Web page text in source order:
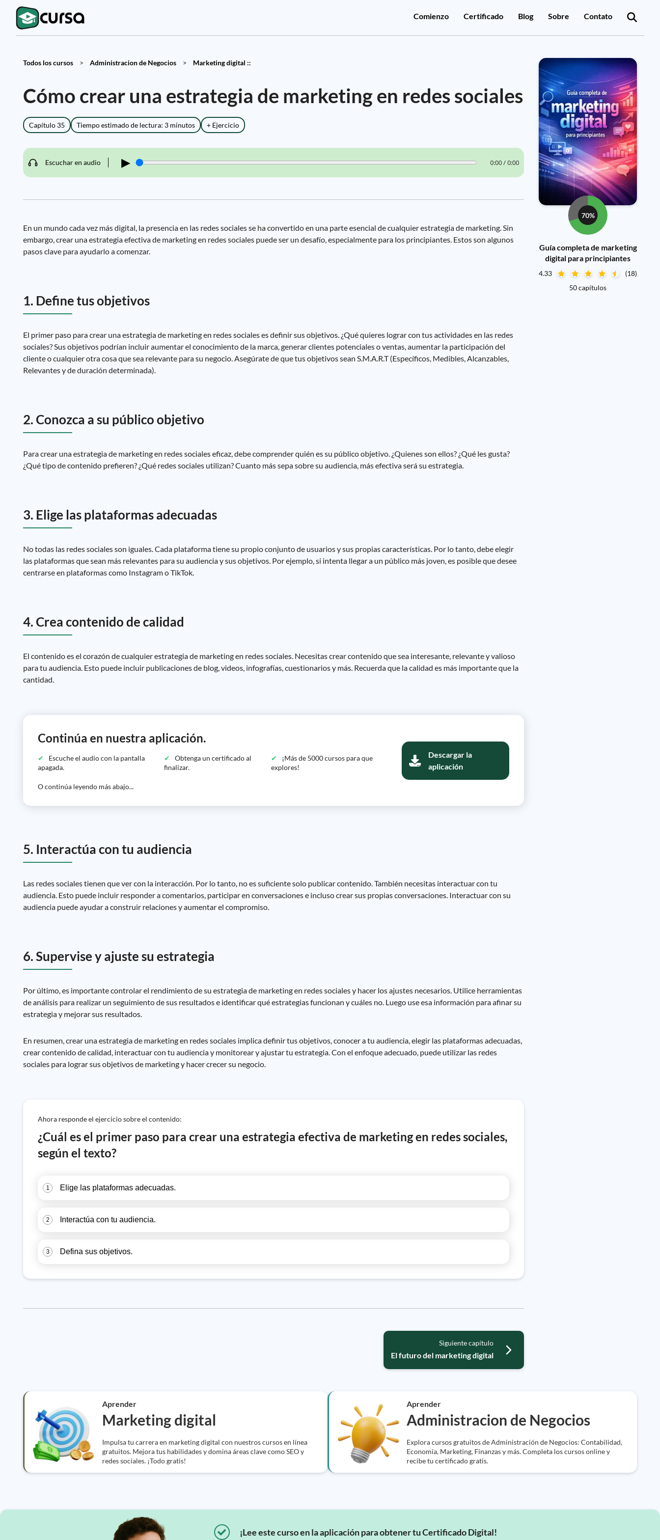
Comienzo Certificado Blog Sobre Contato
Todos los cursos > Administracion de Negocios > Marketing digital ::
Cómo crear una estrategia de marketing en redes sociales
Capítulo 35 Tiempo estimado de lectura: 3 minutos + Ejercicio
Escuchar en audio ▶ 0:00 / 0:00
En un mundo cada vez más digital, la presencia en las redes sociales se ha convertido en una parte esencial de cualquier estrategia de marketing. Sin
embargo, crear una estrategia efectiva de marketing en redes sociales puede ser un desafío, especialmente para los principiantes. Estos son algunos
pasos clave para ayudarlo a comenzar.
1. Define tus objetivos
El primer paso para crear una estrategia de marketing en redes sociales es definir sus objetivos. ¿Qué quieres lograr con tus actividades en las redes
sociales? Sus objetivos podrían incluir aumentar el conocimiento de la marca, generar clientes potenciales o ventas, aumentar la participación del
cliente o cualquier otra cosa que sea relevante para su negocio. Asegúrate de que tus objetivos sean S.M.A.R.T (Específicos, Medibles, Alcanzables,
Relevantes y de duración determinada).
2. Conozca a su público objetivo
Para crear una estrategia de marketing en redes sociales eficaz, debe comprender quién es su público objetivo. ¿Quienes son ellos? ¿Qué les gusta?
¿Qué tipo de contenido prefieren? ¿Qué redes sociales utilizan? Cuanto más sepa sobre su audiencia, más efectiva será su estrategia.
3. Elige las plataformas adecuadas
No todas las redes sociales son iguales. Cada plataforma tiene su propio conjunto de usuarios y sus propias características. Por lo tanto, debe elegir
las plataformas que sean más relevantes para su audiencia y sus objetivos. Por ejemplo, si intenta llegar a un público más joven, es posible que desee
centrarse en plataformas como Instagram o TikTok.
4. Crea contenido de calidad
El contenido es el corazón de cualquier estrategia de marketing en redes sociales. Necesitas crear contenido que sea interesante, relevante y valioso
para tu audiencia. Esto puede incluir publicaciones de blog, videos, infografías, cuestionarios y más. Recuerda que la calidad es más importante que la
cantidad.
Continúa en nuestra aplicación.
Escuche el audio con la pantalla
apagada.
Obtenga un certificado al
finalizar.
¡Más de 5000 cursos para que
explores!
O continúa leyendo más abajo...
Descargar la
aplicación
5. Interactúa con tu audiencia
Las redes sociales tienen que ver con la interacción. Por lo tanto, no es suficiente solo publicar contenido. También necesitas interactuar con tu
audiencia. Esto puede incluir responder a comentarios, participar en conversaciones e incluso crear sus propias conversaciones. Interactuar con su
audiencia puede ayudar a construir relaciones y aumentar el compromiso.
6. Supervise y ajuste su estrategia
Por último, es importante controlar el rendimiento de su estrategia de marketing en redes sociales y hacer los ajustes necesarios. Utilice herramientas
de análisis para realizar un seguimiento de sus resultados e identificar qué estrategias funcionan y cuáles no. Luego use esa información para afinar su
estrategia y mejorar sus resultados.
En resumen, crear una estrategia de marketing en redes sociales implica definir tus objetivos, conocer a tu audiencia, elegir las plataformas adecuadas,
crear contenido de calidad, interactuar con tu audiencia y monitorear y ajustar tu estrategia. Con el enfoque adecuado, puede utilizar las redes
sociales para lograr sus objetivos de marketing y hacer crecer su negocio.
Ahora responde el ejercicio sobre el contenido:
¿Cuál es el primer paso para crear una estrategia efectiva de marketing en redes sociales,
según el texto?
1 Elige las plataformas adecuadas.
2 Interactúa con tu audiencia.
3 Defina sus objetivos.
Siguiente capítulo
El futuro del marketing digital
70%
Guía completa de marketing
digital para principiantes
4.33
(18)
50 capítulos
Aprender
Marketing digital
Impulsa tu carrera en marketing digital con nuestros cursos en línea
gratuitos. Mejora tus habilidades y domina áreas clave como SEO y
redes sociales. ¡Todo gratis!
Aprender
Administracion de Negocios
Explora cursos gratuitos de Administración de Negocios: Contabilidad,
Economía, Marketing, Finanzas y más. Completa los cursos online y
recibe tu certificado gratis.
¡Lee este curso en la aplicación para obtener tu Certificado Digital!